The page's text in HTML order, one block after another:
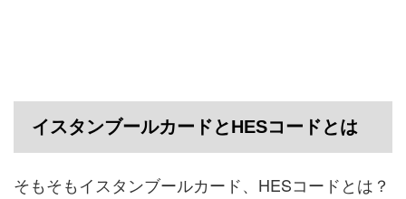
イスタンブールカードとHESコードとは
そもそもイスタンブールカード、HESコードとは？